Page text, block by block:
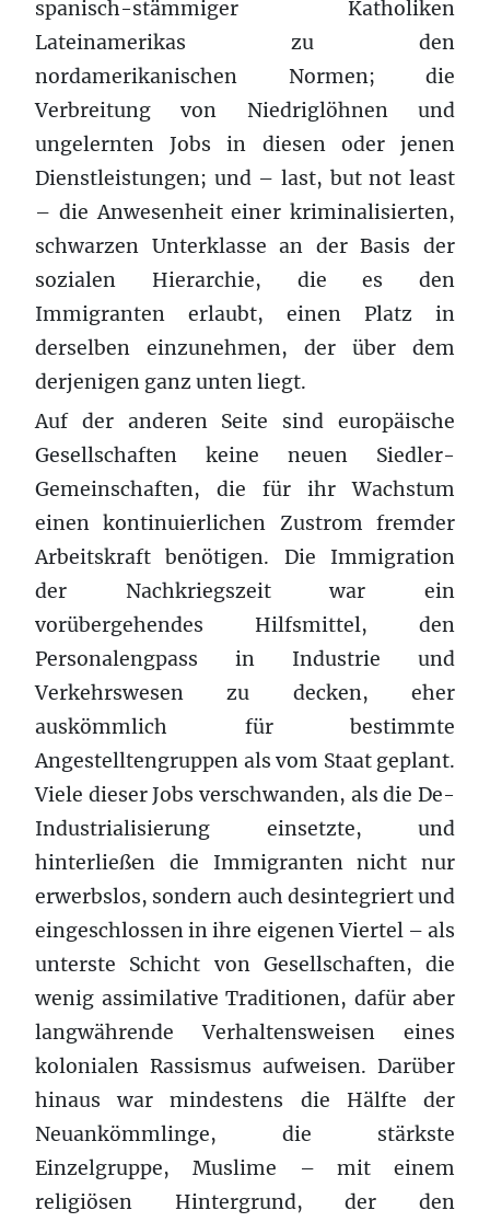
spanisch-stämmiger Katholiken
Lateinamerikas zu den
nordamerikanischen Normen; die
Verbreitung von Niedriglöhnen und
ungelernten Jobs in diesen oder jenen
Dienstleistungen; und – last, but not least
– die Anwesenheit einer kriminalisierten,
schwarzen Unterklasse an der Basis der
sozialen Hierarchie, die es den
Immigranten erlaubt, einen Platz in
derselben einzunehmen, der über dem
derjenigen ganz unten liegt.
Auf der anderen Seite sind europäische
Gesellschaften keine neuen Siedler-
Gemeinschaften, die für ihr Wachstum
einen kontinuierlichen Zustrom fremder
Arbeitskraft benötigen. Die Immigration
der Nachkriegszeit war ein
vorübergehendes Hilfsmittel, den
Personalengpass in Industrie und
Verkehrswesen zu decken, eher
auskömmlich für bestimmte
Angestelltengruppen als vom Staat geplant.
Viele dieser Jobs verschwanden, als die De-
Industrialisierung einsetzte, und
hinterließen die Immigranten nicht nur
erwerbslos, sondern auch desintegriert und
eingeschlossen in ihre eigenen Viertel – als
unterste Schicht von Gesellschaften, die
wenig assimilative Traditionen, dafür aber
langwährende Verhaltensweisen eines
kolonialen Rassismus aufweisen. Darüber
hinaus war mindestens die Hälfte der
Neuankömmlinge, die stärkste
Einzelgruppe, Muslime – mit einem
religiösen Hintergrund, der den